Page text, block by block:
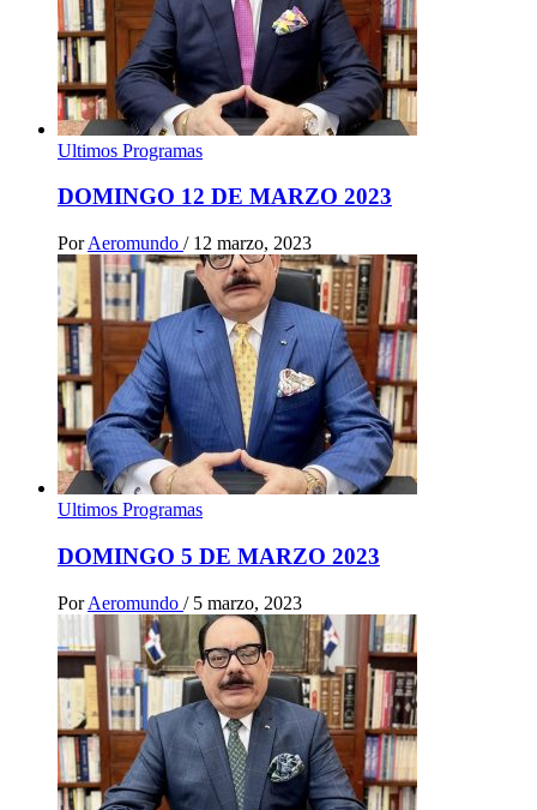
Ultimos Programas
DOMINGO 12 DE MARZO 2023
Por Aeromundo / 12 marzo, 2023
Ultimos Programas
DOMINGO 5 DE MARZO 2023
Por Aeromundo / 5 marzo, 2023